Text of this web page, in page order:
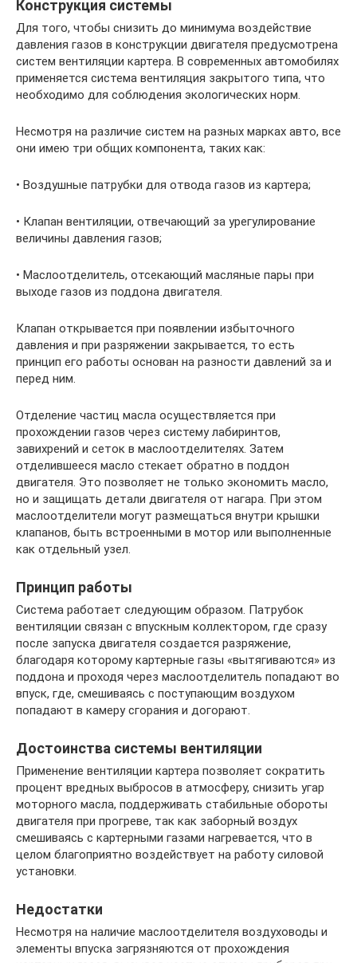
Конструкция системы
Для того, чтобы снизить до минимума воздействие
давления газов в конструкции двигателя предусмотрена
систем вентиляции картера. В современных автомобилях
применяется система вентиляция закрытого типа, что
необходимо для соблюдения экологических норм.
Несмотря на различие систем на разных марках авто, все
они имею три общих компонента, таких как:
• Воздушные патрубки для отвода газов из картера;
• Клапан вентиляции, отвечающий за урегулирование
величины давления газов;
• Маслоотделитель, отсекающий масляные пары при
выходе газов из поддона двигателя.
Клапан открывается при появлении избыточного
давления и при разряжении закрывается, то есть
принцип его работы основан на разности давлений за и
перед ним.
Отделение частиц масла осуществляется при
прохождении газов через систему лабиринтов,
завихрений и сеток в маслоотделителях. Затем
отделившееся масло стекает обратно в поддон
двигателя. Это позволяет не только экономить масло,
но и защищать детали двигателя от нагара. При этом
маслоотделители могут размещаться внутри крышки
клапанов, быть встроенными в мотор или выполненные
как отдельный узел.
Принцип работы
Система работает следующим образом. Патрубок
вентиляции связан с впускным коллектором, где сразу
после запуска двигателя создается разряжение,
благодаря которому картерные газы «вытягиваются» из
поддона и проходя через маслоотделитель попадают во
впуск, где, смешиваясь с поступающим воздухом
попадают в камеру сгорания и догорают.
Достоинства системы вентиляции
Применение вентиляции картера позволяет сократить
процент вредных выбросов в атмосферу, снизить угар
моторного масла, поддерживать стабильные обороты
двигателя при прогреве, так как заборный воздух
смешиваясь с картерными газами нагревается, что в
целом благоприятно воздействует на работу силовой
установки.
Недостатки
Несмотря на наличие маслоотделителя воздуховоды и
элементы впуска загрязняются от прохождения